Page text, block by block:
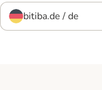
bitiba.de / de